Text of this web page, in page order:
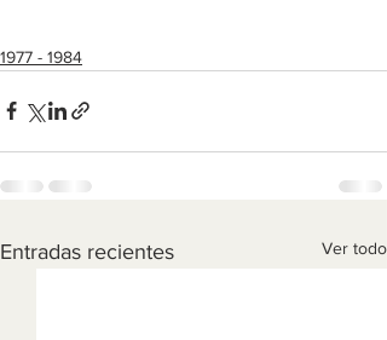
1977 - 1984
Entradas recientes Ver todo